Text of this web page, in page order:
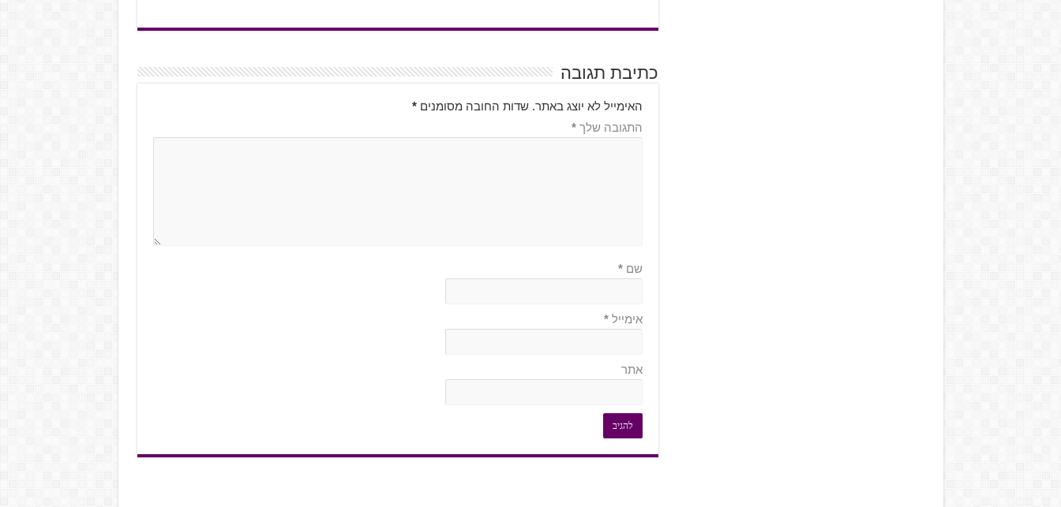
כתיבת תגובה
האימייל לא יוצג באתר. שדות החובה מסומנים*
התגובה שלך*
שם*
אימייל*
אתר